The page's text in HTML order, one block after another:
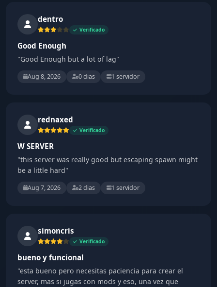
dentro
Verificado
Good Enough
"Good Enough but a lot of lag"
Aug 8, 2026 0 dias 1 servidor
rednaxed
Verificado
W SERVER
"this server was really good but escaping spawn might
be a little hard"
Aug 7, 2026 2 dias 1 servidor
simoncris
Verificado
bueno y funcional
"esta bueno pero necesitas paciencia para crear el
server, mas si jugas con mods y eso, una vez que